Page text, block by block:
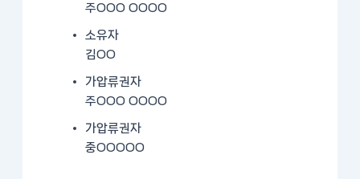
주OOO OOOO
소유자
김OO
가압류권자
주OOO OOOO
가압류권자
중OOOOO